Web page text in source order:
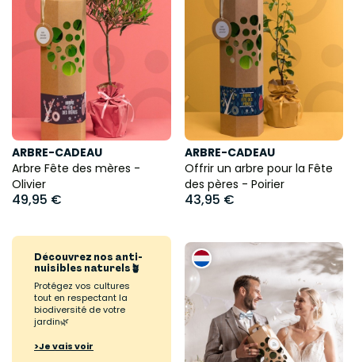
ARBRE-CADEAU
Arbre Fête des mères -
Olivier
49,95 €
ARBRE-CADEAU
Offrir un arbre pour la Fête
des pères - Poirier
43,95 €
Découvrez nos anti-
nuisibles naturels🪴
Protégez vos cultures
tout en respectant la
biodiversité de votre
jardin🌿
>Je vais voir